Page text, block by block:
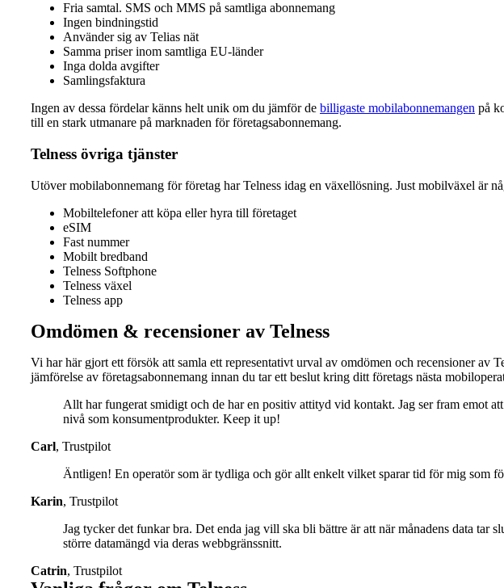
Fria samtal. SMS och MMS på samtliga abonnemang
Ingen bindningstid
Använder sig av Telias nät
Samma priser inom samtliga EU-länder
Inga dolda avgifter
Samlingsfaktura
Ingen av dessa fördelar känns helt unik om du jämför de billigaste mobilabonnemangen på
till en stark utmanare på marknaden för företagsabonnemang.
Telness övriga tjänster
Utöver mobilabonnemang för företag har Telness idag en växellösning. Just mobilväxel är
Mobiltelefoner att köpa eller hyra till företaget
eSIM
Fast nummer
Mobilt bredband
Telness Softphone
Telness växel
Telness app
Omdömen & recensioner av Telness
Vi har här gjort ett försök att samla ett representativt urval av omdömen och recensioner av
jämförelse av företagsabonnemang innan du tar ett beslut kring ditt företags nästa
Allt har fungerat smidigt och de har en positiv attityd vid kontakt. Jag ser fram emot
nivå som konsumentprodukter. Keep it up!
Carl, Trustpilot
Äntligen! En operatör som är tydliga och gör allt enkelt vilket sparar tid för mig som
Karin, Trustpilot
Jag tycker det funkar bra. Det enda jag vill ska bli bättre är att när månadens data tar
större datamängd via deras webbgränssnitt.
Catrin, Trustpilot